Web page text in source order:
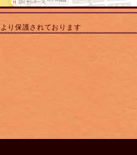
り保護されております